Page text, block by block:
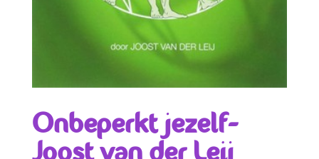
Onbeperkt jezelf-
Joost van der Leij